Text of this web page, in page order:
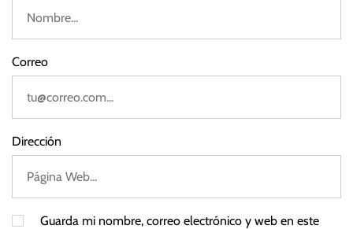
Correo
Dirección
Guarda mi nombre, correo electrónico y web en este